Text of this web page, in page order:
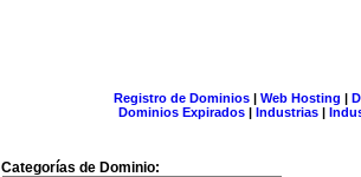
Registro de Dominios| Web Hosting |
Dominios Expirados | Industrias |
Categorías de Dominio: